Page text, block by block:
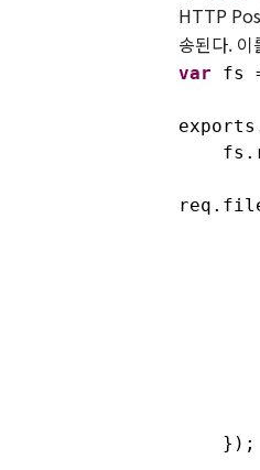
HTTP
송된다. 이
var fs
});